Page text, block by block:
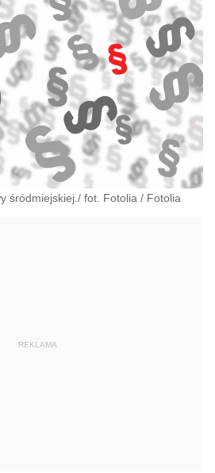
śródmiejskiej./ fot. Fotolia / Fotolia